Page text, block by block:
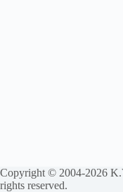
Copyright © 2004-2026
rights reserved.